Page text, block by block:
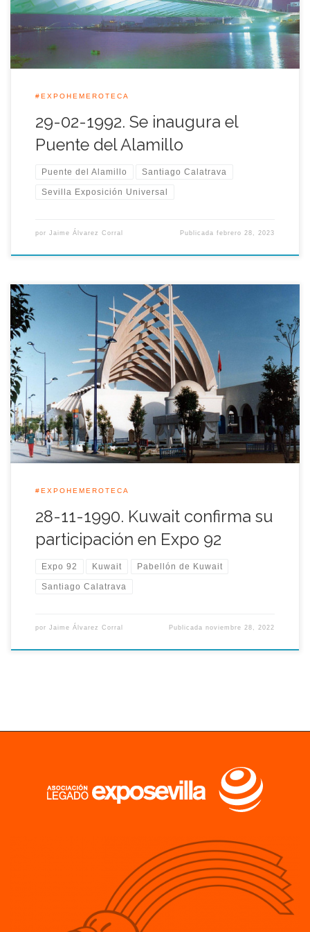
jornada del 29 de Febrero de 1992 el puente del Alamillo y […]
#EXPOHEMEROTECA
29-02-1992. Se inaugura el
Puente del Alamillo
Puente del Alamillo Santiago Calatrava
Sevilla Exposición Universal
por Jaime Álvarez Corral Publicadafebrero 28, 2023
El día 28 de noviembre de 1990, el segundo secretario de la
Embajada de Kuwait en España, Walid Al Kandarim, aseguró
<<rotundamente>> que su país participaría en la Exposición
Universal de Sevilla 1992 con un pabellón propio, pese a la
invasión que sufría su país por parte de tropas iraquíes […]
#EXPOHEMEROTECA
28-11-1990. Kuwait confirma su
participación en Expo 92
Expo 92 Kuwait Pabellón de Kuwait
Santiago Calatrava
por Jaime Álvarez Corral Publicadanoviembre 28, 2022